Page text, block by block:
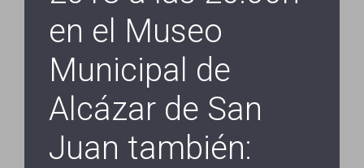
en el Museo
Municipal de
Alcázar de San
Juan también: